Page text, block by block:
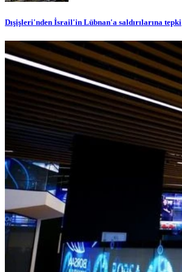
Dışişleri'nden İsrail'in Lübnan'a saldırılarına tepki